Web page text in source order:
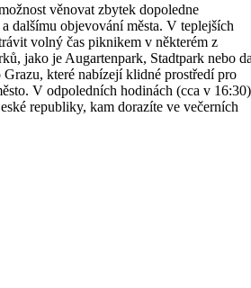
věnovat zbytek dopoledne
dalšímu objevování města. V teplejších
volný čas piknikem v některém z
jako je Augartenpark, Stadtpark nebo
Grazu, které nabízejí klidné prostředí pro
V odpoledních hodinách (cca v
republiky, kam dorazíte ve večerních